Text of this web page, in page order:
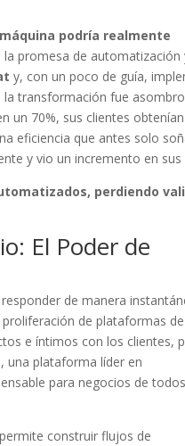
máquina podría realmente
la promesa de automatización
y, con un poco de guía,
transformación fue
un 70%, sus clientes obtenían
eficiencia que antes solo
y vio un incremento en sus
perdiendo
El Poder de
de manera
de plataformas de
e íntimos con los clientes,
, una plataforma líder en
para negocios de
construir flujos de